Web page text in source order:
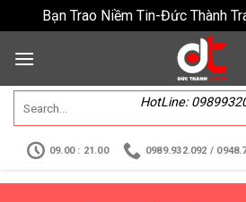
Bạn Trao Niềm Tin-Đức Thành
HotLine:
09.00 : 21.00 0989.932.092 /